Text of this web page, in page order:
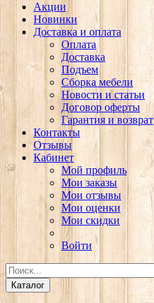
Акции
Новинки
Доставка и оплата
Оплата
Доставка
Подъем
Сборка мебели
Новости и статьи
Договор оферты
Гарантия и возврат
Контакты
Отзывы
Кабинет
Мой профиль
Мои заказы
Мои отзывы
Мои оценки
Мои скидки
Войти
Каталог